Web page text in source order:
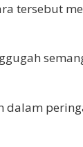
tersebut